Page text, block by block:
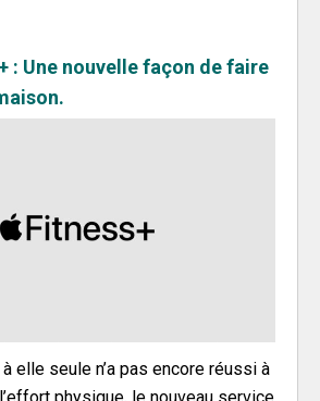
: Une nouvelle façon de faire
à elle seule n’a pas encore réussi à